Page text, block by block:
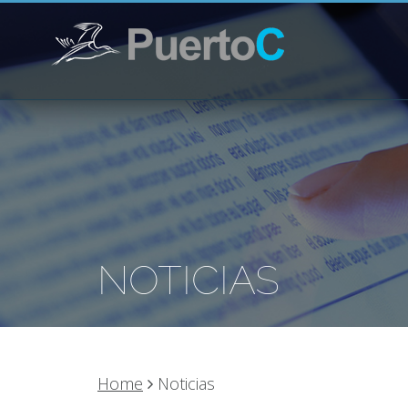
NOTICIAS
Home Noticias